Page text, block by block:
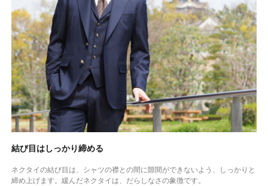
結び目はしっかり締める
ネクタイの結び目は、シャツの襟との間に隙間ができないよう、しっかりと
締め上げます。緩んだネクタイは、だらしなさの象徴です。